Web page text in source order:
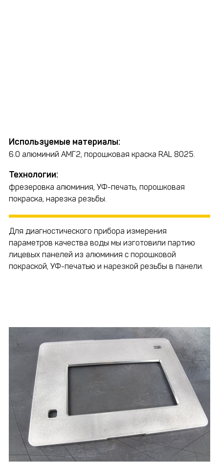
Используемые материалы:
6.0 алюминий АМГ2, порошковая краска RAL 8025.
Технологии:
фрезеровка алюминия, УФ-печать, порошковая
покраска, нарезка резьбы.
Для диагностического прибора измерения
параметров качества воды мы изготовили партию
лицевых панелей из алюминия с порошковой
покраской, УФ-печатью и нарезкой резьбы в панели.